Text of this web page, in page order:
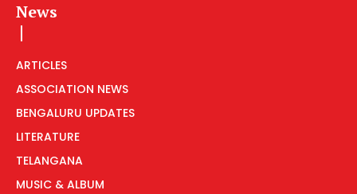
News
ARTICLES
ASSOCIATION NEWS
BENGALURU UPDATES
LITERATURE
TELANGANA
MUSIC & ALBUM